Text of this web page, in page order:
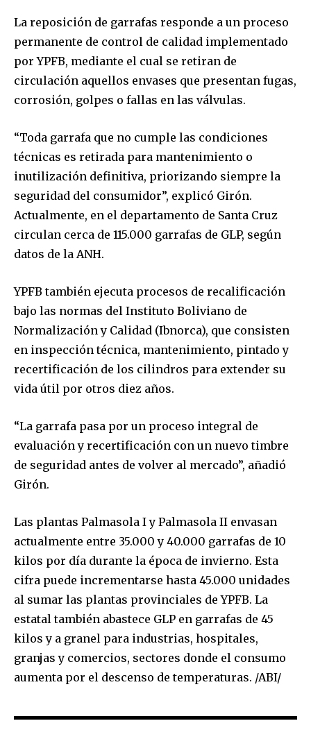
Join our community of
SUBSCRIBERS and be part of the
To subscribe, simply enter your email address on our website
or click the subscribe button below. Don't worry, we respect
your privacy and won't spam your inbox. Your information is
safe with us.
SUBSCRIBE
I've read and accept the Privacy Policy
La reposición de garrafas responde a un proceso
permanente de control de calidad implementado
por YPFB, mediante el cual se retiran de
circulación aquellos envases que presentan fugas,
corrosión, golpes o fallas en las válvulas.
“Toda garrafa que no cumple las condiciones
técnicas es retirada para mantenimiento o
inutilización definitiva, priorizando siempre la
seguridad del consumidor”, explicó Girón.
Actualmente, en el departamento de Santa Cruz
circulan cerca de 115.000 garrafas de GLP, según
datos de la ANH.
YPFB también ejecuta procesos de recalificación
bajo las normas del Instituto Boliviano de
Normalización y Calidad (Ibnorca), que consisten
en inspección técnica, mantenimiento, pintado y
recertificación de los cilindros para extender su
vida útil por otros diez años.
“La garrafa pasa por un proceso integral de
evaluación y recertificación con un nuevo timbre
de seguridad antes de volver al mercado”, añadió
Girón.
Las plantas Palmasola I y Palmasola II envasan
actualmente entre 35.000 y 40.000 garrafas de 10
kilos por día durante la época de invierno. Esta
cifra puede incrementarse hasta 45.000 unidades
al sumar las plantas provinciales de YPFB. La
estatal también abastece GLP en garrafas de 45
kilos y a granel para industrias, hospitales,
granjas y comercios, sectores donde el consumo
aumenta por el descenso de temperaturas. /ABI/